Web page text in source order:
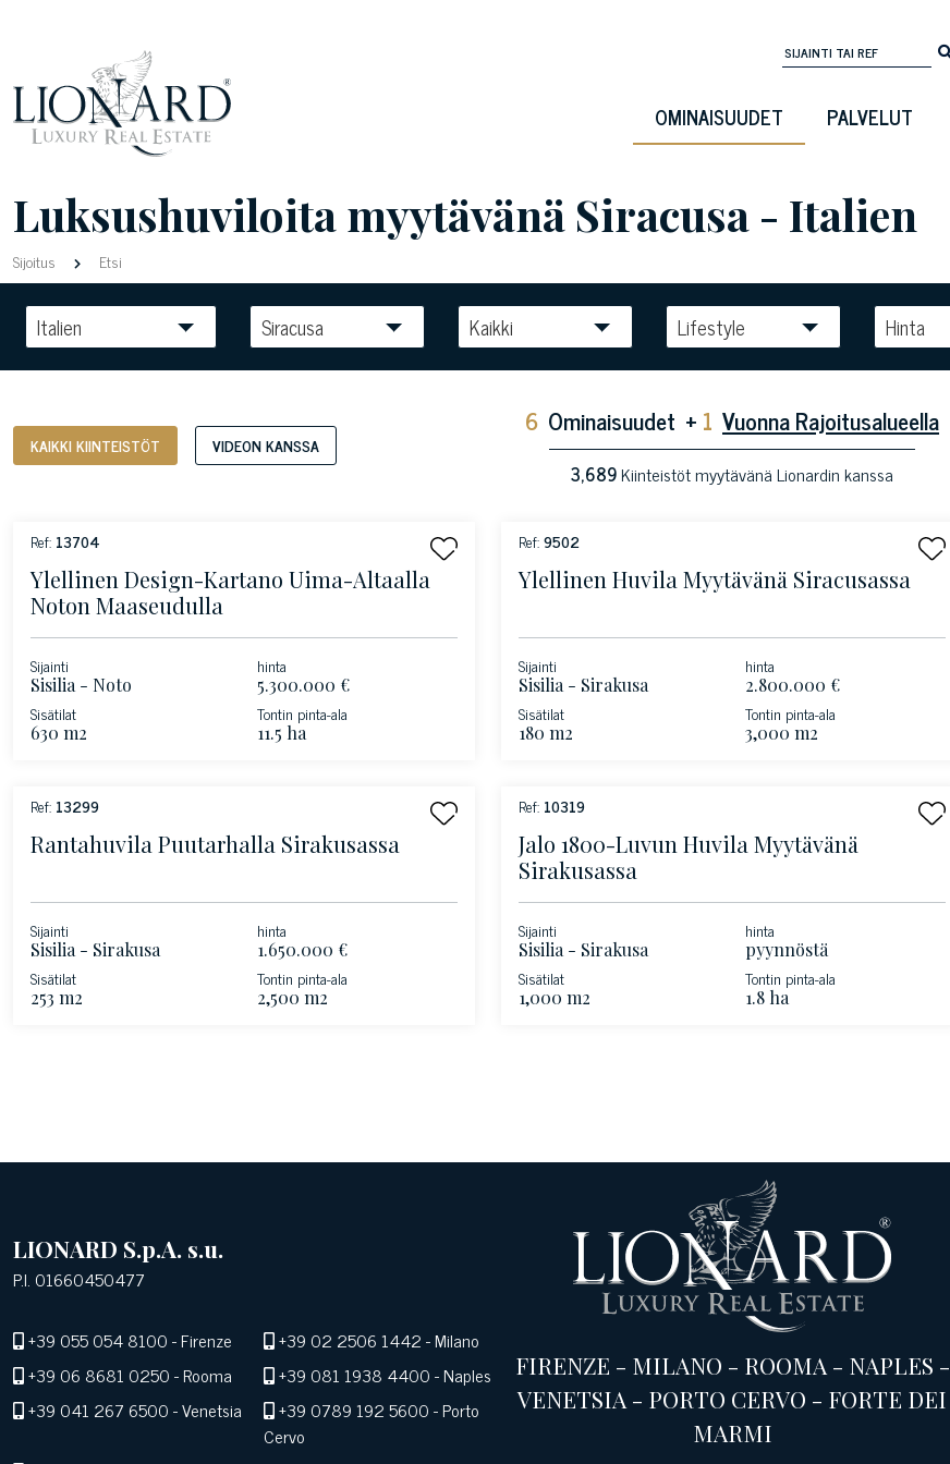
OMINAISUUDET PALVELUT
Luksushuviloita myytävänä Siracusa - Italien
Sijoitus Etsi
Italien Siracusa Kaikki Lifestyle Hinta
KAIKKI KIINTEISTÖT VIDEON KANSSA
6 Ominaisuudet + 1 Vuonna Rajoitusalueella
3,689Kiinteistöt myytävänä Lionardin kanssa
Ref: 13704
Ylellinen Design-Kartano Uima-Altaalla
Noton Maaseudulla
Sijainti
Sisilia - Noto
hinta
5.300.000 €
Sisätilat
630 m2
Tontin pinta-ala
11.5 ha
Ref:9502
Ylellinen Huvila Myytävänä Siracusassa
Sijainti
Sisilia - Sirakusa
hinta
2.800.000 €
Sisätilat
180 m2
Tontin pinta-ala
3,000 m2
Ref: 13299
Rantahuvila Puutarhalla Sirakusassa
Sijainti
Sisilia - Sirakusa
hinta
1.650.000 €
Sisätilat
253 m2
Tontin pinta-ala
2,500 m2
Ref: 10319
Jalo 1800-Luvun Huvila Myytävänä
Sirakusassa
Sijainti
Sisilia - Sirakusa
hinta
pyynnöstä
Sisätilat
1,000 m2
Tontin pinta-ala
1.8 ha
LIONARD S.p.A. s.u.
P.I. 01660450477
+39 055 054 8100- Firenze +39 02 2506 1442- Milano
+39 06 8681 0250- Rooma +39 081 1938 4400- Naples
+39 041 267 6500- Venetsia +39 0789 192 5600- Porto
Cervo
FIRENZE - MILANO - ROOMA - NAPLES -
VENETSIA - PORTO CERVO - FORTE DEI
MARMI